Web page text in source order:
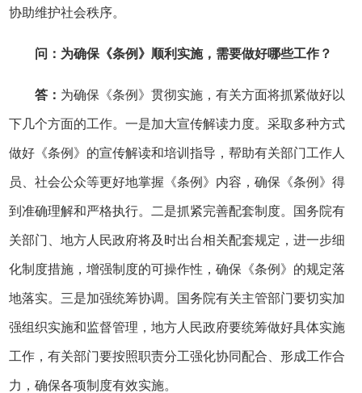
协助维护社会秩序。
问：为确保《条例》顺利实施，需要做好哪些工作？
答： 为确保《条例》贯彻实施，有关方面将抓紧做好以
下几个方面的工作。一是加大宣传解读力度。采取多种方式
做好《条例》的宣传解读和培训指导，帮助有关部门工作人
员、社会公众等更好地掌握《条例》内容，确保《条例》得
到准确理解和严格执行。二是抓紧完善配套制度。国务院有
关部门、地方人民政府将及时出台相关配套规定，进一步细
化制度措施，增强制度的可操作性，确保《条例》的规定落
地落实。三是加强统筹协调。国务院有关主管部门要切实加
强组织实施和监督管理，地方人民政府要统筹做好具体实施
工作，有关部门要按照职责分工强化协同配合、形成工作合
力，确保各项制度有效实施。